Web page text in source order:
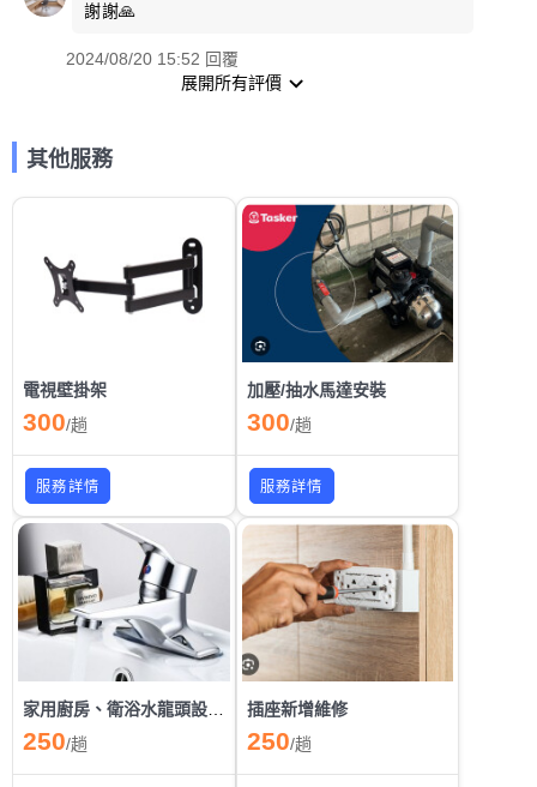
謝謝🙏
2024/08/20 15:52 回覆
展開所有評價
其他服務
電視壁掛架
300/趟
服務詳情
加壓/抽水馬達安裝
300/趟
服務詳情
家用廚房、衛浴水龍頭設備安裝
250/趟
插座新增維修
250/趟